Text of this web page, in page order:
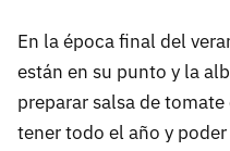
En la época final del
están en su punto y la
preparar salsa de
tener todo el año y